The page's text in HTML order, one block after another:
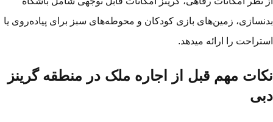
زمین‌های بازی کودکان و محوطه‌های سبز برای پیاده‌روی یا
را ارائه می­دهد.
مهم قبل از اجاره ملک در منطقه گرینز